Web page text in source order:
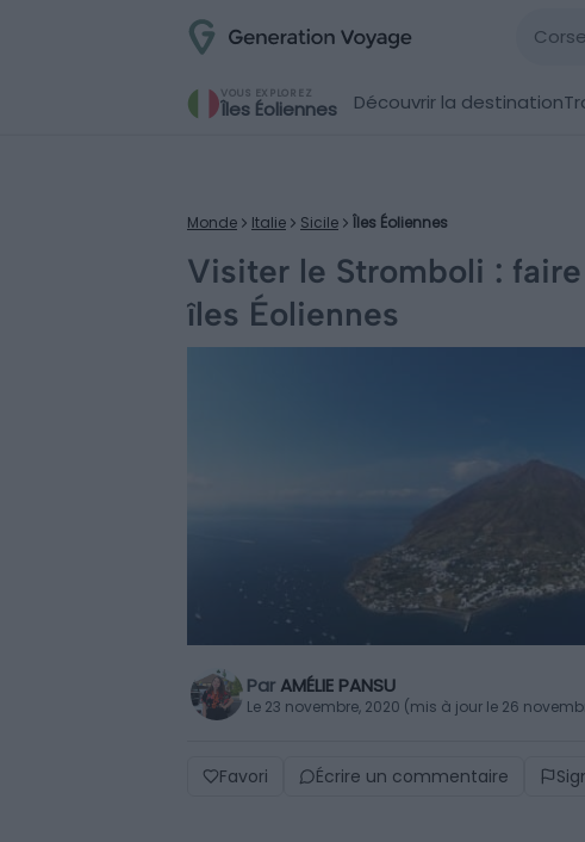
VOUS EXPLOREZ
Îles Éoliennes Découvrir la destination
Monde Italie Sicile Îles Éoliennes
Visiter le Stromboli :
îles Éoliennes
ParAMÉLIE PANSU
Le 23 novembre, 2020 (mis à jour le 26
Favori Écrire un commentaire